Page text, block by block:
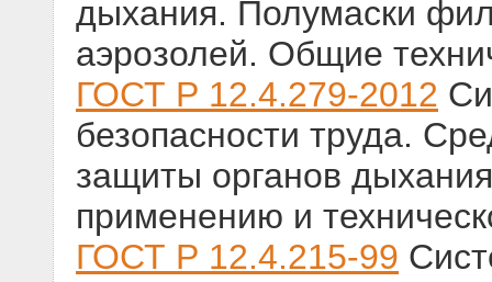
дыхания. Полумаски
аэрозолей. Общие
ГОСТ Р 12.4.279-2012
безопасности труда.
защиты органов
применению и
ГОСТ Р 12.4.215-99